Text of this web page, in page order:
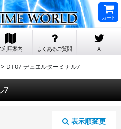
カート
利用案内 よくあるご質問 X
> DT07 デュエルターミナル7
7
表示順変更